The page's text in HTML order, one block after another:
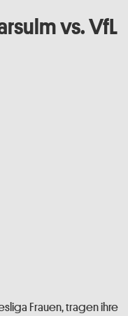
vs. VfL
Frauen, tragen ihre